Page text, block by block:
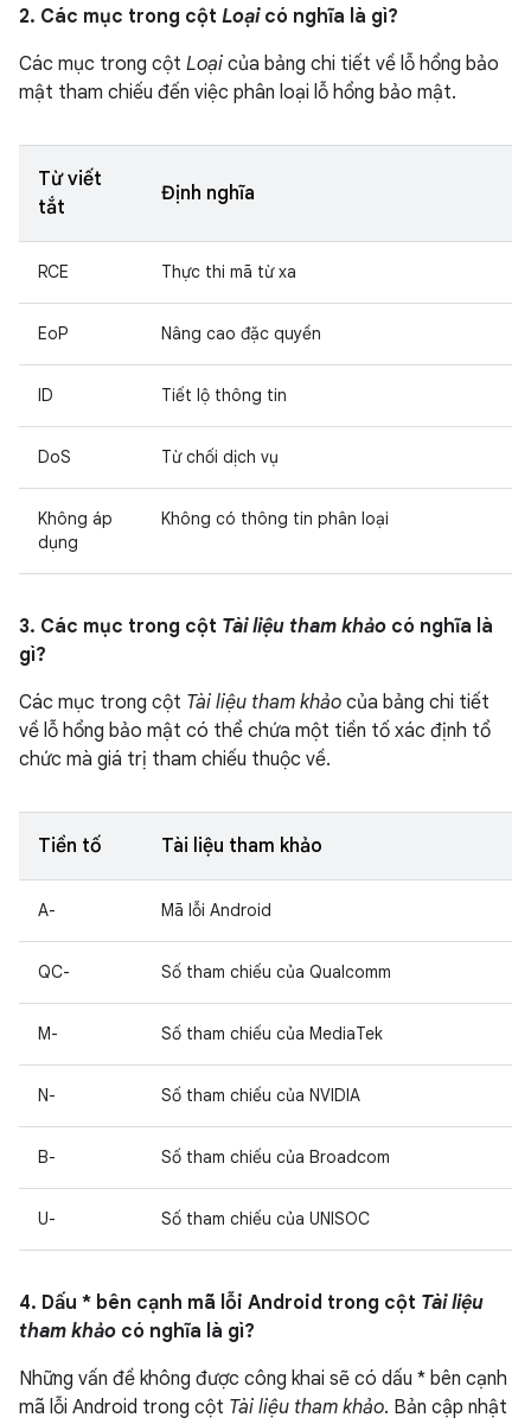
2. Các mục trong cột Loạicó nghĩa là gì?
Các mục trong cột Loại của bảng chi tiết về lỗ hổng bảo
mật tham chiếu đến việc phân loại lỗ hổng bảo mật.
Từ viết
tắt
Định nghĩa
RCE Thực thi mã từ xa
EoP Nâng cao đặc quyền
ID Tiết lộ thông tin
DoS Từ chối dịch vụ
Không áp
dụng
Không có thông tin phân loại
3. Các mục trong cột Tài liệu tham khảo có nghĩa là
gì?
Các mục trong cột Tài liệu tham khảo của bảng chi tiết
về lỗ hổng bảo mật có thể chứa một tiền tố xác định tổ
chức mà giá trị tham chiếu thuộc về.
Tiền tố Tài liệu tham khảo
A- Mã lỗi Android
QC- Số tham chiếu của Qualcomm
M- Số tham chiếu của MediaTek
N- Số tham chiếu của NVIDIA
B- Số tham chiếu của Broadcom
U- Số tham chiếu của UNISOC
4. Dấu * bên cạnh mã lỗi Android trong cột Tài liệu
tham khảo có nghĩa là gì?
Những vấn đề không được công khai sẽ có dấu * bên cạnh
mã lỗi Android trong cột Tài liệu tham khảo. Bản cập nhật